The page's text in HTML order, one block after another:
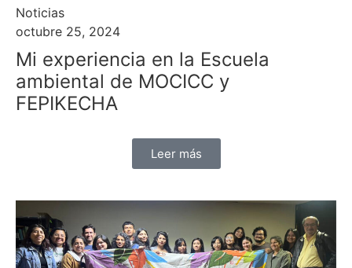
Noticias
octubre 25, 2024
Mi experiencia en la Escuela
ambiental de MOCICC y
FEPIKECHA
Leer más